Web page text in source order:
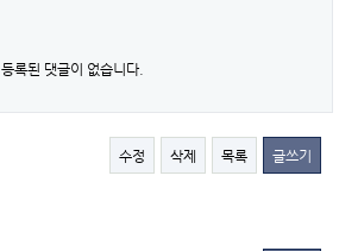
등록된 댓글이 없습니다.
수정 삭제 목록 글쓰기